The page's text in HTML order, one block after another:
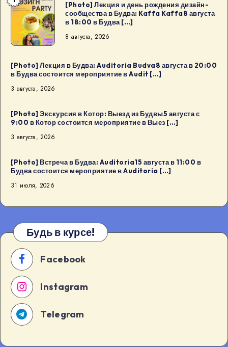
[Photo]
Лекция
день
дизайн-
сообщества
в
Kaffa
августа
18:00
в
[…]
[Photo] Лекция и день рождения дизайн-
сообщества в Будва: Kaffa Kaffa8 августа
в 18:00 в Будва […]
8 августа, 2026
[Photo] Лекция в Будва: Auditoria Budva8 августа в 20:00
в Будва состоится мероприятие в Audit […]
3 августа, 2026
[Photo] Экскурсия в Котор: Выезд из Будвы5 августа с
9:00 в Котор состоится мероприятие в Выез […]
3 августа, 2026
[Photo] Встреча в Будва: Auditoria15 августа в 11:00 в
Будва состоится мероприятие в Auditoria […]
31 июля, 2026
Будь в курсе!
Facebook
Instagram
Telegram